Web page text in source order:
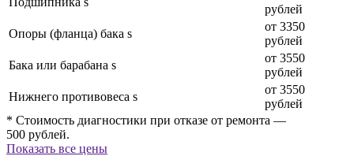
рублей
Опоры (фланца) бака s
от 3350
рублей
Бака или барабана s
от 3550
рублей
Нижнего противовеса s
от 3550
рублей
* Стоимость диагностики при отказе от ремонта —
500 рублей.
Показать все цены